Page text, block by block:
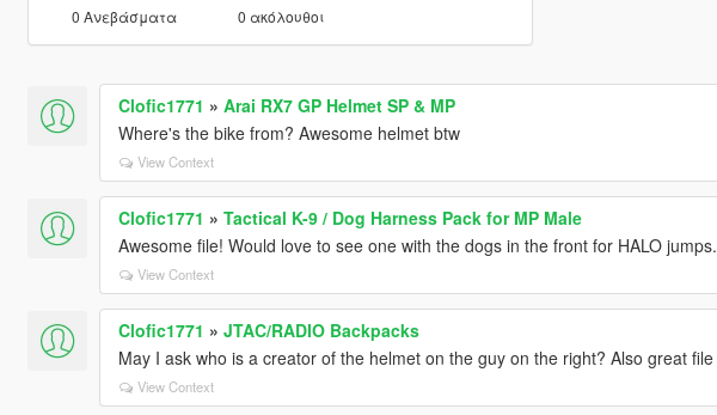
0 Ανεβάσματα 0 ακόλουθοι
Clofic1771 » Arai RX7 GP Helmet SP & MP
Where's the bike from? Awesome helmet btw
View Context
Clofic1771 » Tactical K-9 / Dog Harness Pack for MP Male
Awesome file! Would love to see one with the dogs in the front for HALO jumps.
View Context
Clofic1771 » JTAC/RADIO Backpacks
May I ask who is a creator of the helmet on the guy on the right? Also great file
View Context